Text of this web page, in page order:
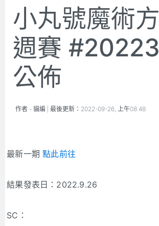
小丸號魔術
週賽
公佈
作者 - 貓編 | 最後更新： 2022-09-26, 上午08:48
最新一期點此前往
結果發表日：2022.9.26
SC：